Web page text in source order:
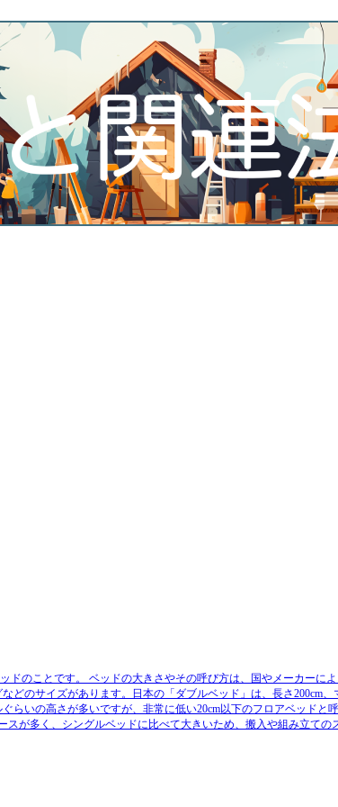
ドのことです。
ベッドの大きさやその呼び方は、国やメーカーに
のサイズがあります。日本の「ダブルベッド」は、長さ200cm、
らいの高さが多いですが、非常に低い20cm以下のフロアベッドと
が多く、シングルベッドに比べて大きいため、搬入や組み立ての